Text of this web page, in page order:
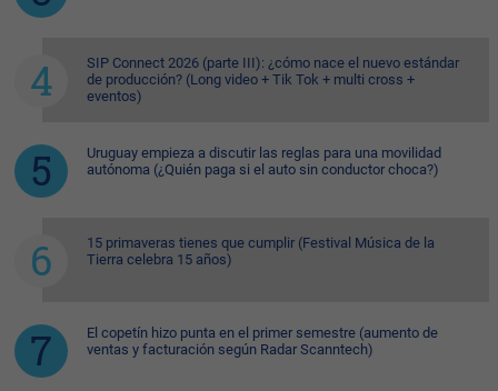
SIP Connect 2026 (parte III): ¿cómo nace el nuevo estándar
de producción? (Long video + Tik Tok + multi cross +
eventos)
Uruguay empieza a discutir las reglas para una movilidad
autónoma (¿Quién paga si el auto sin conductor choca?)
15 primaveras tienes que cumplir (Festival Música de la
Tierra celebra 15 años)
El copetín hizo punta en el primer semestre (aumento de
ventas y facturación según Radar Scanntech)